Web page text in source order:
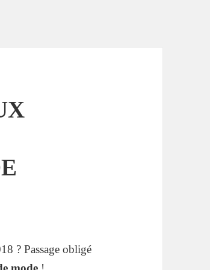
? Passage obligé